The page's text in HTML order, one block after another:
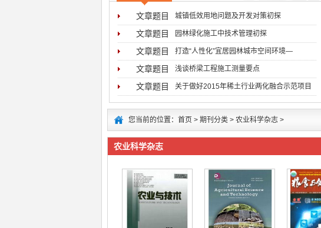
城镇低效用地问题及开发对策初探
文章题目
园林绿化施工中技术管理初探
文章题目
打造“人性化”宜居园林城市空间环境―
文章题目
浅谈桥梁工程施工测量要点
文章题目
关于做好2015年稀土行业两化融合示范项目
文章题目
您当前的位置： 首页 > 期刊分类> 农业科学杂志>
农业科学杂志